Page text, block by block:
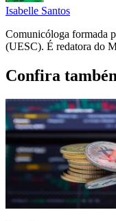
Isabelle Santos
Comunicóloga formada
(UESC). É redatora do
Confira